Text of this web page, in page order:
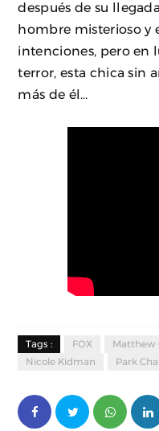
después de su
hombre misterioso y
intenciones, pero en
terror, esta chica sin
más de él…
Tags : FOX Matthew
Nicole Kidman
Park